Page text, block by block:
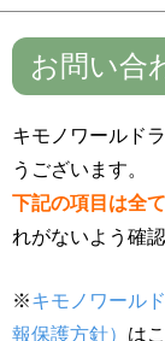
コンテンツに移動
お問い合
キモノワールド
うございます。
下記の項目は全
れがないよう確
※キモノワール
報保護方針） は